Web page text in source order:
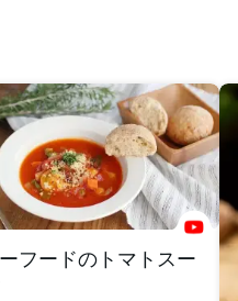
フードのトマトスー